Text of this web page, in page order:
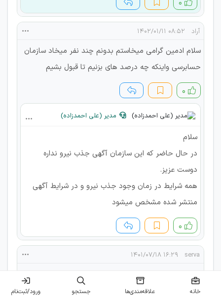
۰
آراد ۰۸:۵۲ ۱۴۰۲/۰۱/۱۱
سلام ادمین گرامی میخاستم بدونم چند نفر میخاد سازمان
حسابرسی واینکه چه درصد های بزنیم تا قبول بشیم
۰
مدیر (علی احمدزاده)
سلام
در حال حاضر که این سازمان آگهی جذب نیرو نداره
دوست عزیز.
همه شرایط در زمان وجود جذب نیرو و در شرایط آگهی
منتشر شده مشخص میشود
۰
serva ۱۶:۲۹ ۱۴۰۱/۰۷/۱۸
سلام
کسی هست برا ستاد مرکزی قبول شده باشه ؟ رفتین برا
خانه علاقه‌مندی‌ها جستجو ورود/ثبت‌نام